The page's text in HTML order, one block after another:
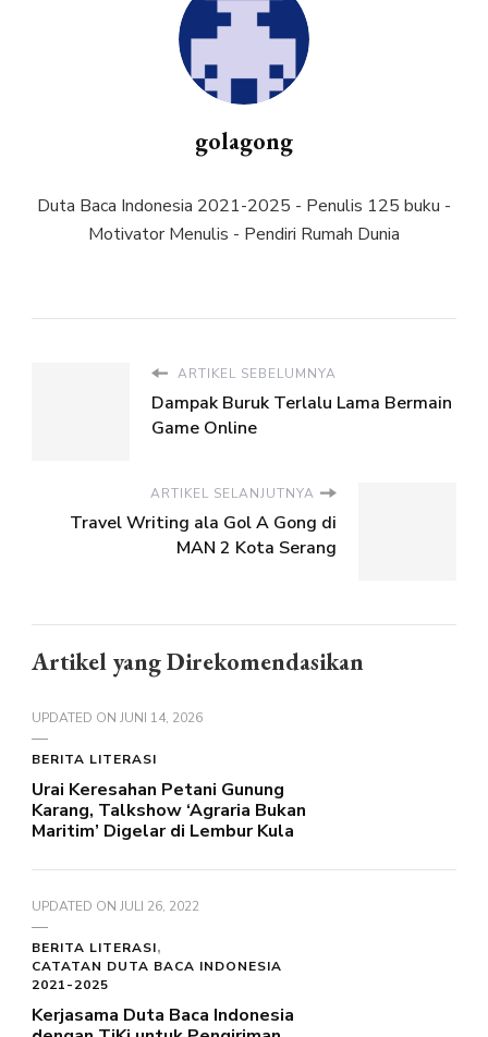
golagong
Duta Baca Indonesia 2021-2025 - Penulis 125 buku -
Motivator Menulis - Pendiri Rumah Dunia
ARTIKEL SEBELUMNYA
Dampak Buruk Terlalu Lama Bermain
Game Online
ARTIKEL SELANJUTNYA
Travel Writing ala Gol A Gong di
MAN 2 Kota Serang
Artikel yang Direkomendasikan
UPDATED ON JUNI 14, 2026
BERITA LITERASI
Urai Keresahan Petani Gunung
Karang, Talkshow ‘Agraria Bukan
Maritim’ Digelar di Lembur Kula
UPDATED ON JULI 26, 2022
BERITA LITERASI
CATATAN DUTA BACA INDONESIA
2021-2025
Kerjasama Duta Baca Indonesia